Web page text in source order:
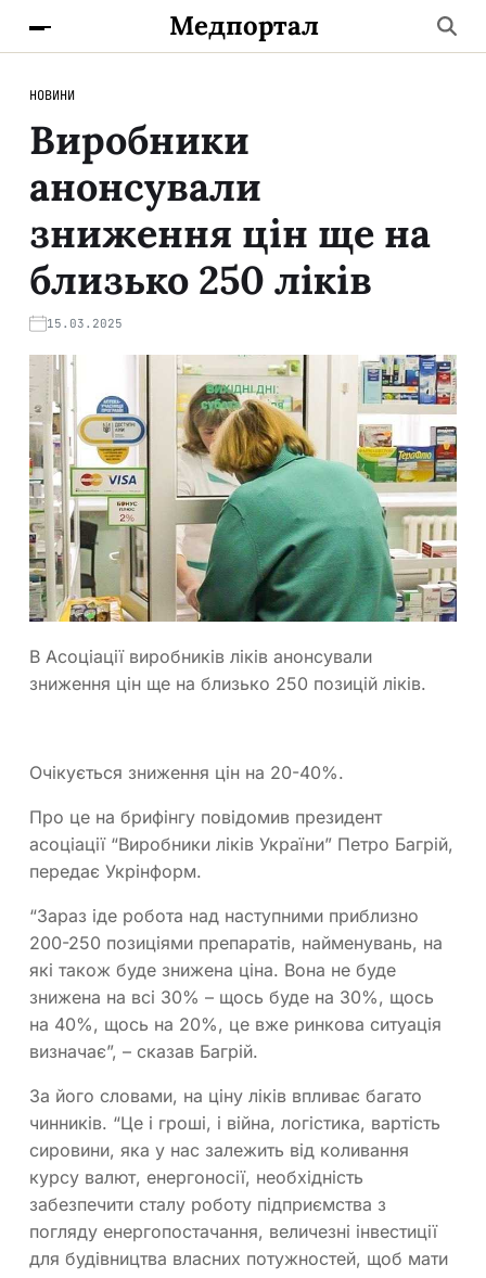
Медпортал
НОВИНИ
Виробники
анонсували
зниження цін ще на
близько 250 ліків
15.03.2025
В Асоціації виробників ліків анонсували
зниження цін ще на близько 250 позицій ліків.
Очікується зниження цін на 20-40%.
Про це на брифінгу повідомив президент
асоціації “Виробники ліків України” Петро Багрій,
передає Укрінформ.
“Зараз іде робота над наступними приблизно
200-250 позиціями препаратів, найменувань, на
які також буде знижена ціна. Вона не буде
знижена на всі 30% – щось буде на 30%, щось
на 40%, щось на 20%, це вже ринкова ситуація
визначає”, – сказав Багрій.
За його словами, на ціну ліків впливає багато
чинників. “Це і гроші, і війна, логістика, вартість
сировини, яка у нас залежить від коливання
курсу валют, енергоносії, необхідність
забезпечити сталу роботу підприємства з
погляду енергопостачання, величезні інвестиції
для будівництва власних потужностей, щоб мати